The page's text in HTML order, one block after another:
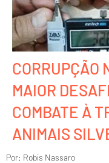
CORRUPÇÃO
MAIOR
COMBATE À
ANIMAIS
Por: Robis Nassaro